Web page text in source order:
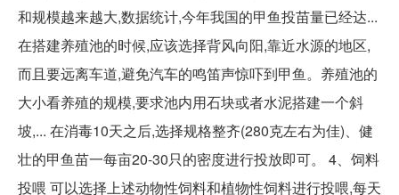
和规模越来越大,数据统计,今年我国的甲鱼投苗量已经达...
在搭建养殖池的时候,应该选择背风向阳,靠近水源的地区,
而且要远离车道,避免汽车的鸣笛声惊吓到甲鱼。养殖池的
大小看养殖的规模,要求池内用石块或者水泥搭建一个斜
坡,... 在消毒10天之后,选择规格整齐(280克左右为佳)、健
壮的甲鱼苗一每亩20-30只的密度进行投放即可。 4、饲料
投喂 可以选择上述动物性饲料和植物性饲料进行投喂,每天